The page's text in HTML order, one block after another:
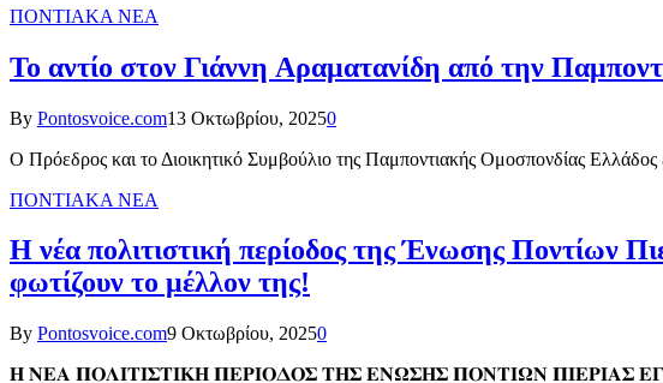
ΠΟΝΤΙΑΚΑ ΝΕΑ
Το αντίο στον Γιάννη Αραματανίδη από την
By Pontosvoice.com13 Οκτωβρίου, 20250
Ο Πρόεδρος και το Διοικητικό Συμβούλιο της Παμποντιακής Ομοσπονδίας
ΠΟΝΤΙΑΚΑ ΝΕΑ
Η νέα πολιτιστική περίοδος της Ένωσης Ποντίων
φωτίζουν το μέλλον της!
By Pontosvoice.com9 Οκτωβρίου, 20250
𝚮 𝚴𝚬𝚨 𝚷𝚶𝚲𝚰𝚻𝚰𝚺𝚻𝚰𝚱𝚮 𝚷𝚬𝚸𝚰𝚶𝚫𝚶𝚺 𝚻𝚮𝚺 𝚬𝚴𝛀𝚺𝚮𝚺 𝚷𝚶𝚴𝚻𝚰𝛀𝚴 𝚷𝚰𝚬𝚸𝚰𝚨𝚺